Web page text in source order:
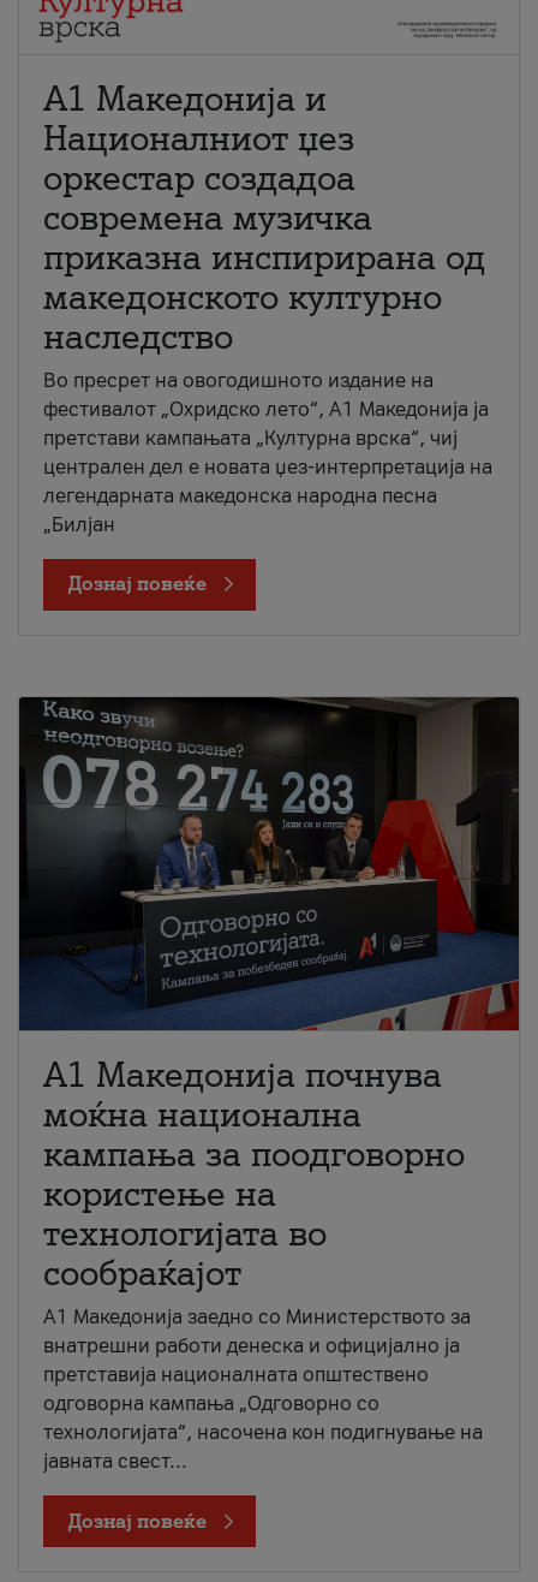
А1 Македонија и
Националниот џез
оркестар создадоа
современа музичка
приказна инспирирана од
македонското културно
наследство
Во пресрет на овогодишното издание на
фестивалот „Охридско лето“, А1 Македонија ја
претстави кампањата „Културна врска“, чиј
централен дел е новата џез-интерпретација на
легендарната македонска народна песна
„Билјан
Дознај повеќе
A1 Македонија почнува
моќна национална
кампања за поодговорно
користење на
технологијата во
сообраќајот
A1 Македонија заедно со Министерството за
внатрешни работи денеска и официјално ја
претставија националната општествено
одговорна кампања „Одговорно со
технологијата“, насочена кон подигнување на
јавната свест...
Дознај повеќе